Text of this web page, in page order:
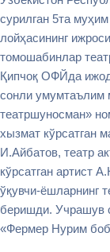
сурилган 5та
лойҳасининг
томошабинлар
Қипчоқ ОФЙда
сонли умумтаълим
театршуносман»
хызмат кўрсатган
И.Айбатов, театр
кўрсатган артист
ўқувчи-ёшларнинг
беришди. Учрашув
«Фермер Нурим